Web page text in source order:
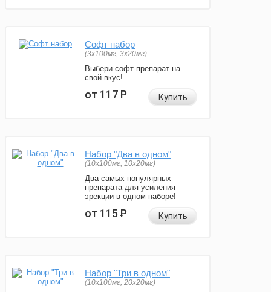
Софт набор
(3x100мг, 3x20мг)
Выбери софт-препарат на
свой вкус!
от 117Р Купить
Набор "Два в одном"
(10x100мг, 10x20мг)
Два самых популярных
препарата для усиления
эрекции в одном наборе!
от 115Р Купить
Набор "Три в одном"
(10x100мг, 20x20мг)